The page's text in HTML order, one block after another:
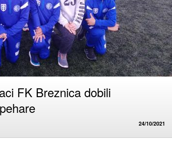
FK Breznica dobili
24/10/2021